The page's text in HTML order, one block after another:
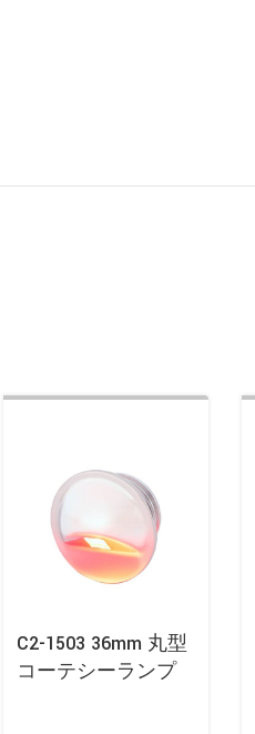
C2-1503 36mm 丸型
コーテシーランプ